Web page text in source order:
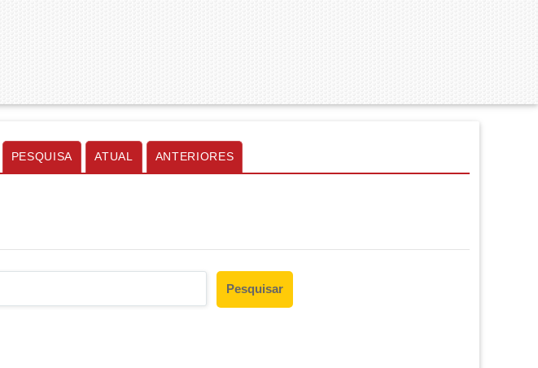
PESQUISA ATUAL ANTERIORES